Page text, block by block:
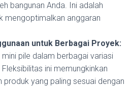
bangunan Anda. Ini adalah
mengoptimalkan anggaran
untuk Berbagai Proyek:
pile dalam berbagai variasi
ini memungkinkan
produk yang paling sesuai dengan